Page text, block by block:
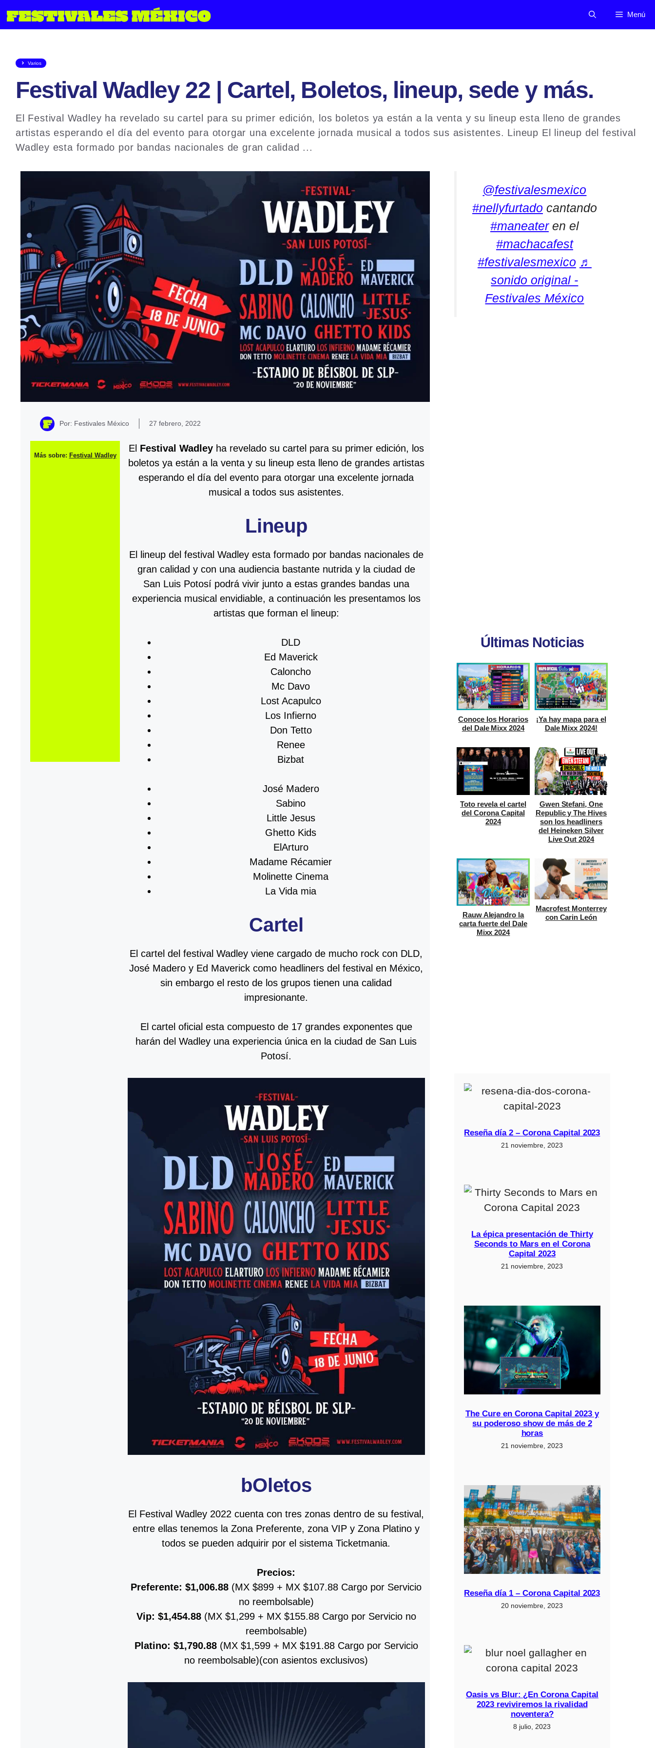
al
Menú
Varios
Festival Wadley 22 | Cartel, Boletos, lineup, sede y más.
El Festival Wadley ha revelado su cartel para su primer edición, los boletos ya están a la venta y su lineup esta lleno de grandes
artistas esperando el día del evento para otorgar una excelente jornada musical a todos sus asistentes. Lineup El lineup del festival
Wadley esta formado por bandas nacionales de gran calidad ...
Por: Festivales México 27 febrero, 2022
Más sobre: Festival Wadley
El Festival Wadleyha revelado su cartel para su primer edición, los
boletos ya están a la venta y su lineup esta lleno de grandes artistas
esperando el día del evento para otorgar una excelente jornada
musical a todos sus asistentes.
Lineup
El lineup del festival Wadley esta formado por bandas nacionales de
gran calidad y con una audiencia bastante nutrida y la ciudad de
San Luis Potosí podrá vivir junto a estas grandes bandas una
experiencia musical envidiable, a continuación les presentamos los
artistas que forman el lineup:
DLD
Ed Maverick
Caloncho
Mc Davo
Lost Acapulco
Los Infierno
Don Tetto
Renee
Bizbat
José Madero
Sabino
Little Jesus
Ghetto Kids
ElArturo
Madame Récamier
Molinette Cinema
La Vida mia
Cartel
El cartel del festival Wadley viene cargado de mucho rock con DLD,
José Madero y Ed Maverick como headliners del festival en México,
sin embargo el resto de los grupos tienen una calidad
impresionante.
El cartel oficial esta compuesto de 17 grandes exponentes que
harán del Wadley una experiencia única en la ciudad de San Luis
Potosí.
bOletos
El Festival Wadley 2022 cuenta con tres zonas dentro de su festival,
entre ellas tenemos la Zona Preferente, zona VIP y Zona Platino y
todos se pueden adquirir por el sistema Ticketmania.
Precios:
Preferente: $1,006.88 (MX $899 + MX $107.88 Cargo por Servicio
no reembolsable)
Vip: $1,454.88(MX $1,299 + MX $155.88 Cargo por Servicio no
reembolsable)
Platino: $1,790.88(MX $1,599 + MX $191.88 Cargo por Servicio
no reembolsable)(con asientos exclusivos)
@festivalesmexico
#nellyfurtado cantando
#maneateren el
#machacafest
#festivalesmexico ♬
sonido original -
Festivales México
Últimas Noticias
Conoce los Horarios
del Dale Mixx 2024
¡Ya hay mapa para el
Dale Mixx 2024!
Toto revela el cartel
del Corona Capital
2024
Gwen Stefani, One
Republic y The Hives
son los headliners
del Heineken Silver
Live Out 2024
Rauw Alejandro la
carta fuerte del Dale
Mixx 2024
Macrofest Monterrey
con Carin León
Reseña día 2 – Corona Capital 2023
21 noviembre, 2023
La épica presentación de Thirty
Seconds to Mars en el Corona
Capital 2023
21 noviembre, 2023
The Cure en Corona Capital 2023 y
su poderoso show de más de 2
horas
21 noviembre, 2023
Reseña día 1 – Corona Capital 2023
20 noviembre, 2023
Oasis vs Blur: ¿En Corona Capital
2023 reviviremos la rivalidad
noventera?
8 julio, 2023